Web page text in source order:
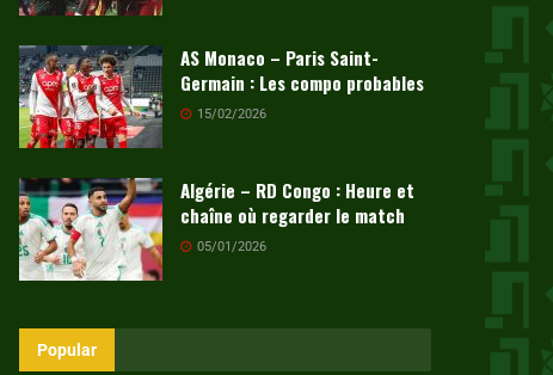
AS Monaco – Paris Saint-
Germain : Les compo probables
15/02/2026
Algérie – RD Congo : Heure et
chaîne où regarder le match
05/01/2026
Popular